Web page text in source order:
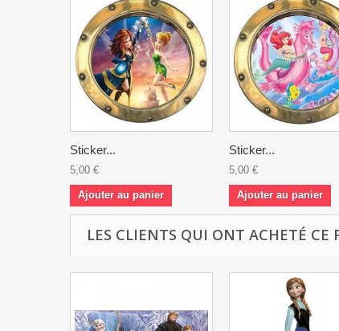
Sticker...
5,00 €
Ajouter au panier
Sticker...
5,00 €
Ajouter au panier
LES CLIENTS QUI ONT ACHETÉ